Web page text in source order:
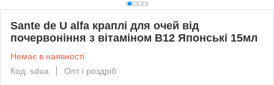
Sante de U alfa краплі для очей від
почервоніння з вітаміном В12 Японські 15мл
Немає в наявності
Код: sdua
Опт і роздріб